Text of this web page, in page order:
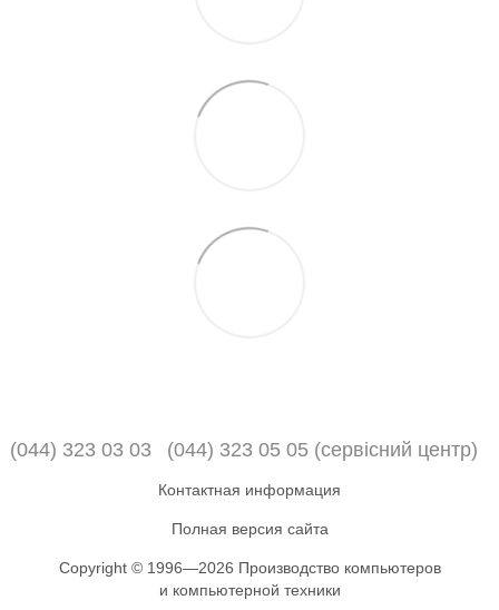
(044) 323 03 03 (044) 323 05 05 (сервісний центр)
Контактная информация
Полная версия сайта
Copyright © 1996—2026 Производство компьютеров
и компьютерной техники